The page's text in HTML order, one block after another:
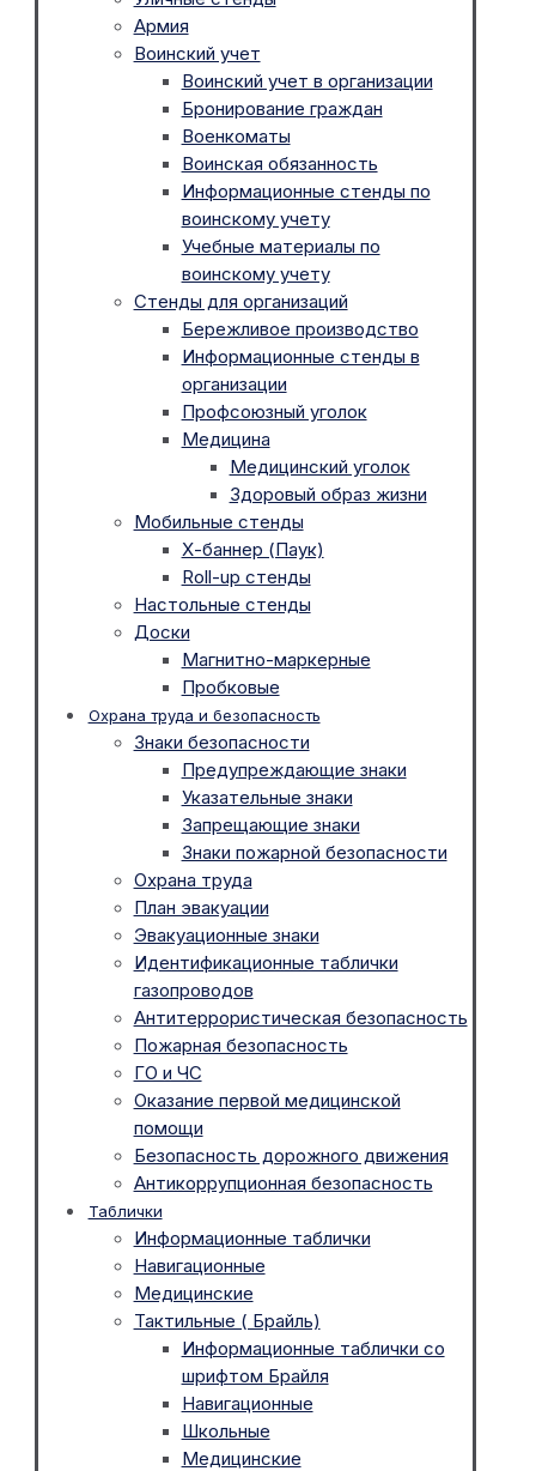
Армия
Воинский учет
Воинский учет в организации
Бронирование граждан
Военкоматы
Воинская обязанность
Информационные стенды по
воинскому учету
Учебные материалы по
воинскому учету
Стенды для организаций
Бережливое производство
Информационные стенды в
организации
Профсоюзный уголок
Медицина
Медицинский уголок
Здоровый образ жизни
Мобильные стенды
Х-баннер (Паук)
Roll-up стенды
Настольные стенды
Доски
Магнитно-маркерные
Пробковые
Охрана труда и безопасность
Знаки безопасности
Предупреждающие знаки
Указательные знаки
Запрещающие знаки
Знаки пожарной безопасности
Охрана труда
План эвакуации
Эвакуационные знаки
Идентификационные таблички
газопроводов
Антитеррористическая безопасность
Пожарная безопасность
ГО и ЧС
Оказание первой медицинской
помощи
Безопасность дорожного движения
Антикоррупционная безопасность
Таблички
Информационные таблички
Навигационные
Медицинские
Тактильные ( Брайль)
Информационные таблички со
шрифтом Брайля
Навигационные
Школьные
Медицинские